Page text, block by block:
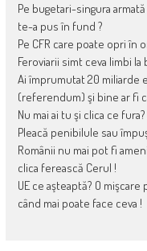
Pe bugetari-singura
te-a pus în fund ?
Pe CFR care poate opri în
Feroviarii simt ceva limbi la
Ai împrumutat 20
(referendum) şi bine ar fi
Nu mai ai tu şi clica ce
Pleacă penibilule sau
Românii nu mai pot fi
clica ferească Cerul !
UE ce aşteaptă? O
când mai poate face ceva !